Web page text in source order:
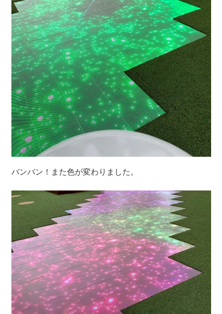
バンバン！また色が変わりました。